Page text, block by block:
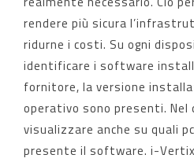
rendere più sicura
ridurne i costi. Su ogni
identificare i software
fornitore, la versione
operativo sono presenti.
visualizzare anche su quali
presente il software. i-